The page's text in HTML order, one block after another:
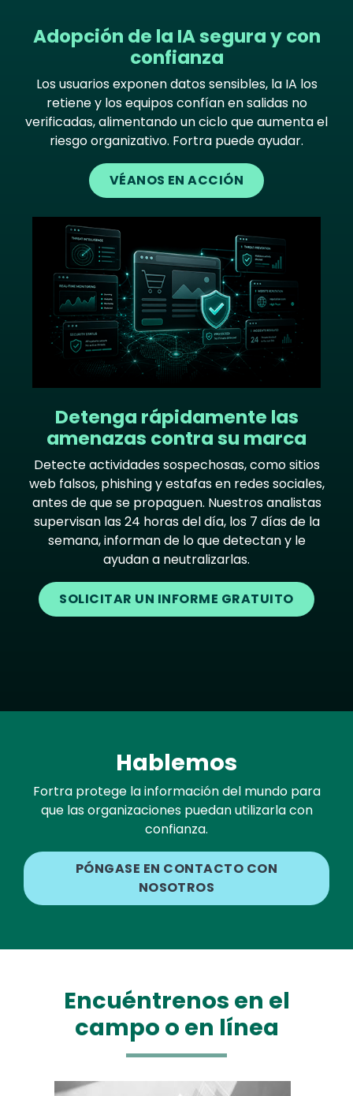
Adopción de la IA segura y con
confianza
Los usuarios exponen datos sensibles, la IA los
retiene y los equipos confían en salidas no
verificadas, alimentando un ciclo que aumenta el
riesgo organizativo. Fortra puede ayudar.
VÉANOS EN ACCIÓN
Detenga rápidamente las
amenazas contra su marca
Detecte actividades sospechosas, como sitios
web falsos, phishing y estafas en redes sociales,
antes de que se propaguen. Nuestros analistas
supervisan las 24 horas del día, los 7 días de la
semana, informan de lo que detectan y le
ayudan a neutralizarlas.
SOLICITAR UN INFORME GRATUITO
Hablemos
Fortra protege la información del mundo para
que las organizaciones puedan utilizarla con
confianza.
PÓNGASE EN CONTACTO CON
NOSOTROS
Encuéntrenos en el
campo o en línea